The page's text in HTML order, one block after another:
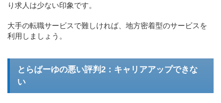
り求人は少ない印象です。
大手の転職サービスで難しければ、地方密着型のサービスを
利用しましょう。
とらばーゆの悪い評判2：キャリアアップできな
い